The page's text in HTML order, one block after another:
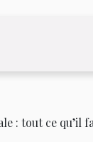
: tout ce qu’il